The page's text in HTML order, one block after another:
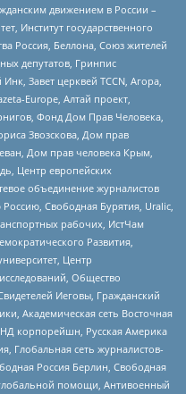
движением в России –
Институт государственного
Россия, Беллона, Союз жителей
депутатов, Гринпис
Завет церквей TCCN, Агора,
Europe, Алтай проект,
Фонд Дом Прав Человека,
Звозскова, Дом прав
Дом прав человека Крым,
Центр европейских
объединение журналистов
Свободная Бурятия, Uralic,
рабочих, ИстЧам
Развития,
Центр
Общество
Иеговы, Гражданский
Академическая сеть Восточная
корпорейшн, Русская Америка
Глобальная сеть журналистов-
Россия Берлин, Свободная
помощи, Антивоенный